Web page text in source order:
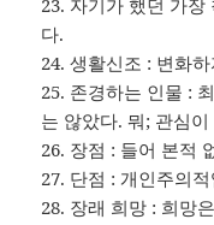
23. 자기가 했던 가장
다.
24. 생활신조 : 변화
25. 존경하는 인물 :
는 않았다. 뭐; 관심
26. 장점 : 들어 본적
27. 단점 : 개인주의적
28. 장래 희망 : 희망